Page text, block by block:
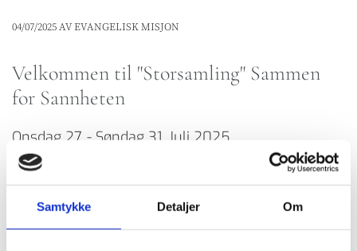
Samtykke Detaljer Om
04/07/2025AV EVANGELISK MISJON
Velkommen til "Storsamling" Sammen
for Sannheten
Onsdag 27. - Søndag 31. Juli 2025
Det blir bønn, fellesskap, taler, sang og musikk
ALLE er hjertelig velkommen til å tilbringe en
fantastisk helg med oss.